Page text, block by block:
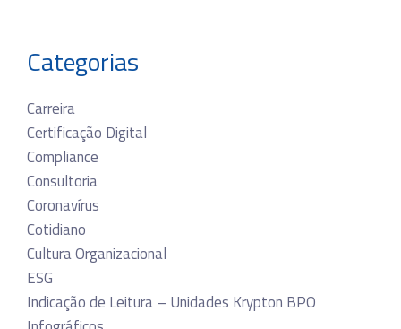
Categorias
Carreira
Certificação Digital
Compliance
Consultoria
Coronavírus
Cotidiano
Cultura Organizacional
ESG
Indicação de Leitura – Unidades Krypton BPO